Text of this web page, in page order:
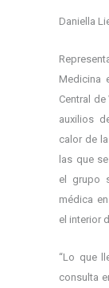
Daniella
Medicina
Central
auxilios
calor de
las que
el grupo
médica
el interior
“Lo que
consulta